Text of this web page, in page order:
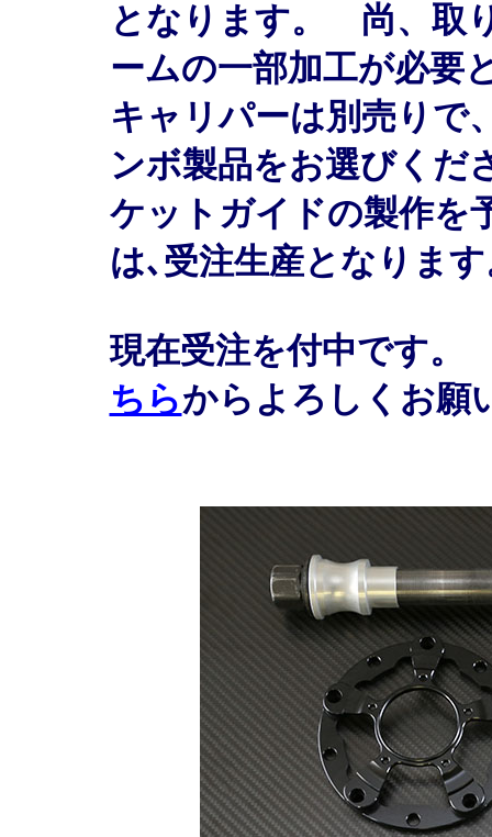
となります。 尚、取
ームの一部加工が必
キャリパーは別売りで
ンボ製品をお選びく
ケットガイドの製作
は､受注生産となりま
現在受注を付中です
ちらからよろしくお願